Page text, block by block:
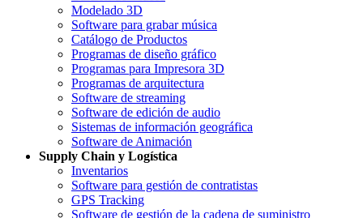
Modelado 3D
Software para grabar música
Catálogo de Productos
Programas de diseño gráfico
Programas para Impresora 3D
Programas de arquitectura
Software de streaming
Software de edición de audio
Sistemas de información geográfica
Software de Animación
Supply Chain y Logística
Inventarios
Software para gestión de contratistas
GPS Tracking
Software de gestión de la cadena de suministro